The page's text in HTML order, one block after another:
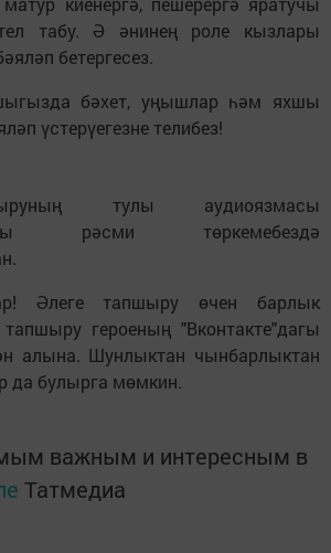
табу. Ә әнинең роле кызлары
бетергесез.
бәхет, уңышлар һәм яхшы
үстерүегезне телибез!
тулы аудиоязмасы
рәсми төркемебездә
Әлеге тапшыру өчен барлык
героеның "Вконтакте"дагы
алына. Шунлыктан чынбарлыктан
да булырга мөмкин.
важным и интересным в
Татмедиа